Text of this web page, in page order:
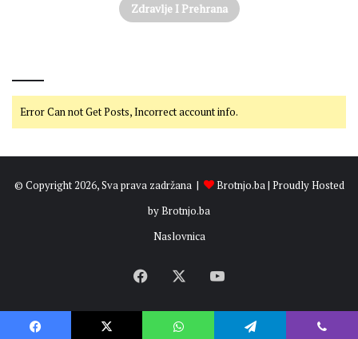
Zdravlje I Prehrana
Error Can not Get Posts, Incorrect account info.
© Copyright 2026, Sva prava zadržana | Brotnjo.ba| Proudly Hosted
byBrotnjo.ba
Naslovnica
Facebook YouTube